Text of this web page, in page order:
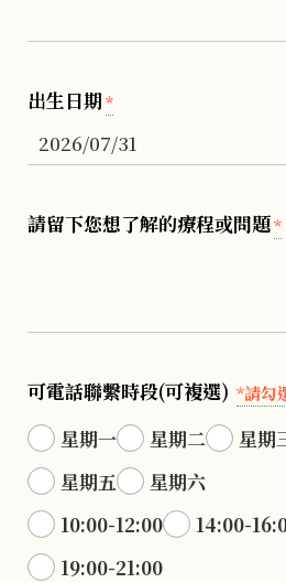
出生日期*
請留下您想了解的療程或問題*
可電話聯繫時段(可複選) *請勾
星期一 星期二 星期
星期五
星期六
10:00-12:00
14:00-
19:00-21:00